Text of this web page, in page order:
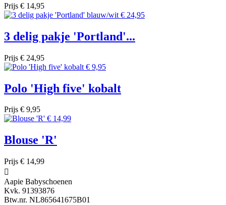
Prijs € 14,95
3 delig pakje 'Portland'...
Prijs € 24,95
Polo 'High five' kobalt
Prijs € 9,95
Blouse 'R'
Prijs € 14,99

Aapie Babyschoenen
Kvk. 91393876
Btw.nr. NL865641675B01